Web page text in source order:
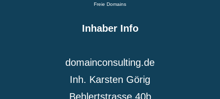
Freie Domains
Inhaber Info
domainconsulting.de
Inh. Karsten Görig
Behlertstrasse 40b